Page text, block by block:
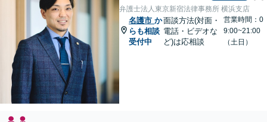
弁護士法人東京新宿法律事務所 横浜支店
名護市 か
らも相談
受付中
面談方法(対面・
電話・ビデオな
ど)は応相談
営業時間：0
9:00~21:00
（土日）